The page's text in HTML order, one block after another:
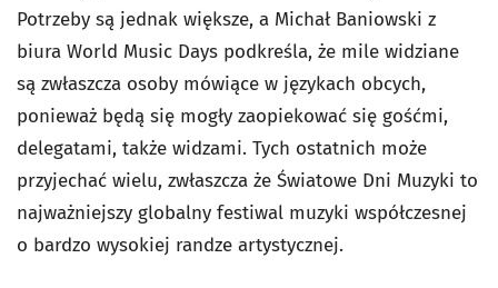
Potrzeby są jednak większe, a Michał Baniowski z
biura World Music Days podkreśla, że mile widziane
są zwłaszcza osoby mówiące w językach obcych,
ponieważ będą się mogły zaopiekować się gośćmi,
delegatami, także widzami. Tych ostatnich może
przyjechać wielu, zwłaszcza że Światowe Dni Muzyki to
najważniejszy globalny festiwal muzyki współczesnej
o bardzo wysokiej randze artystycznej.